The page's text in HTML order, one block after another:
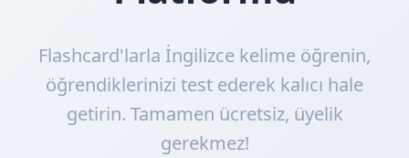
Flashcard'larla İngilizce kelime öğrenin,
öğrendiklerinizi test ederek kalıcı hale
getirin. Tamamen ücretsiz, üyelik
gerekmez!